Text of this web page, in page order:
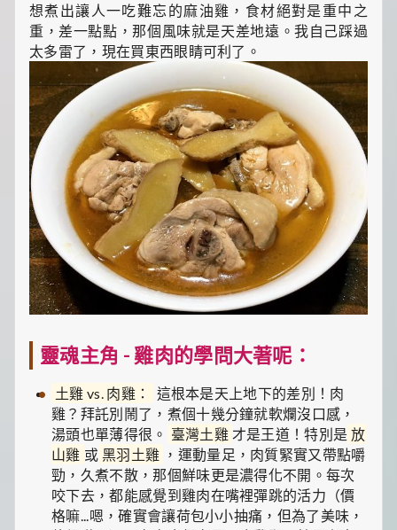
讓
平
凡
日
子
閃
閃
發
光！
想煮出讓人一吃難忘的麻油雞，食材絕對是重中之
重，差一點點，那個風味就是天差地遠。我自己踩過
太多雷了，現在買東西眼睛可利了。
靈魂主角 - 雞肉的學問大著呢：
土雞 vs. 肉雞：
這根本是天上地下的差別！肉
雞？拜託別鬧了，煮個十幾分鐘就軟爛沒口感，
湯頭也單薄得很。 臺灣土雞 才是王道！特別是 放
山雞 或 黑羽土雞 ，運動量足，肉質緊實又帶點嚼
勁，久煮不散，那個鮮味更是濃得化不開。每次
咬下去，都能感覺到雞肉在嘴裡彈跳的活力（價
格嘛...嗯，確實會讓荷包小小抽痛，但為了美味，